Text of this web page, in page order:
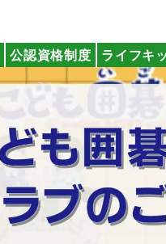
公認資格制度 ライフキ